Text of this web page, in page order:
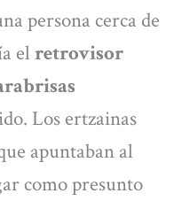
persona cerca de
el retrovisor
Los ertzainas
apuntaban al
como presunto